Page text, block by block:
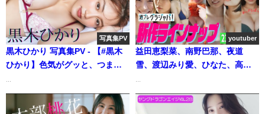
写真集PV
黒木ひかり 写真集PV - 【#黒木
ひかり】色気がグッと、つまっ
日、もっと好きになる』好評発
売中！ Hikari Kuroki (Aug 29,
...
youtuber
益田恵梨菜、南野巴那、夜道
雪、渡辺みり愛、ひなた、高崎
（2023年02月22日） | 週プレ
Channel【集英社 週刊プレイボ
...